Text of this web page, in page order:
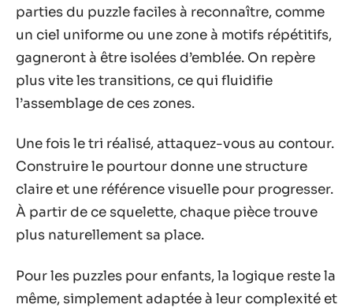
parties du puzzle faciles à reconnaître, comme
un ciel uniforme ou une zone à motifs répétitifs,
gagneront à être isolées d’emblée. On repère
plus vite les transitions, ce qui fluidifie
l’assemblage de ces zones.
Une fois le tri réalisé, attaquez-vous au contour.
Construire le pourtour donne une structure
claire et une référence visuelle pour progresser.
À partir de ce squelette, chaque pièce trouve
plus naturellement sa place.
Pour les puzzles pour enfants, la logique reste la
même, simplement adaptée à leur complexité et